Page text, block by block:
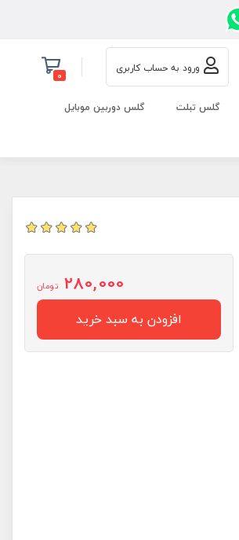
ورود به حساب کاربری 0
گلس تبلت
گلس دوربین موبایل
280,000 تومان
افزودن به سبد خرید